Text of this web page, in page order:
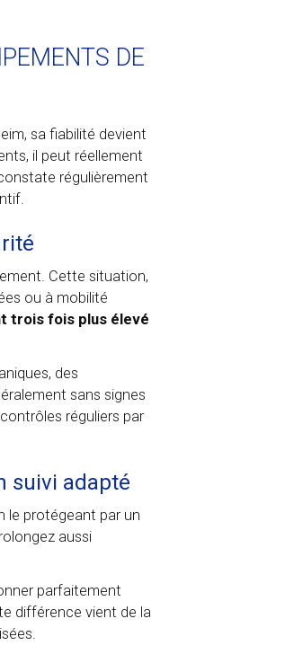
DE
sa fiabilité devient
il peut réellement
régulièrement
Cette situation,
ou à mobilité
trois fois plus élevé
des
sans signes
réguliers par
suivi adapté
le protégeant par un
aussi
parfaitement
différence vient de la